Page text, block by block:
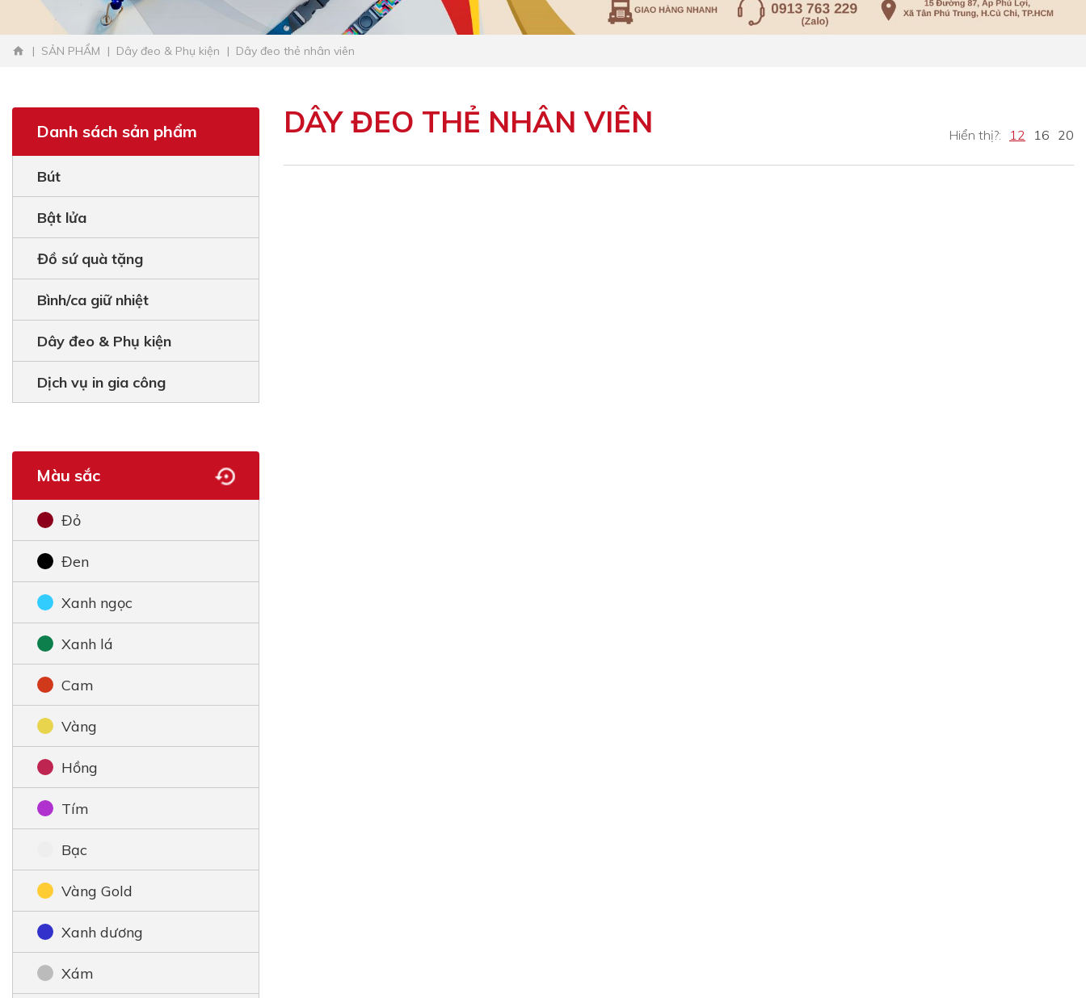
SẢN PHẨM Dây đeo & Phụ kiện Dây đeo thẻ nhân viên
Danh sách sản phẩm
Bút
Bật lửa
Đồ sứ quà tặng
Bình/ca giữ nhiệt
Dây đeo & Phụ kiện
Dịch vụ in gia công
Màu sắc
Đỏ
Đen
Xanh ngọc
Xanh lá
Cam
Vàng
Hồng
Tím
Bạc
Vàng Gold
Xanh dương
Xám
DÂY ĐEO THẺ NHÂN VIÊN Hiển thị?: 12 16 20